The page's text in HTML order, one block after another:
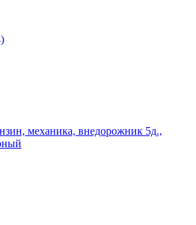
механика, внедорожник 5д.,